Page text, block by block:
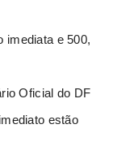
imediata e 500,
Oficial do DF
estão